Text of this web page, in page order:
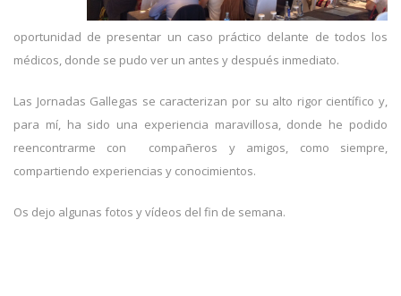
oportunidad de presentar un caso práctico delante de todos los
médicos, donde se pudo ver un antes y después inmediato.
Las Jornadas Gallegas se caracterizan por su alto rigor científico y,
para mí, ha sido una experiencia maravillosa, donde he podido
reencontrarme con compañeros y amigos, como siempre,
compartiendo experiencias y conocimientos.
Os dejo algunas fotos y vídeos del fin de semana.